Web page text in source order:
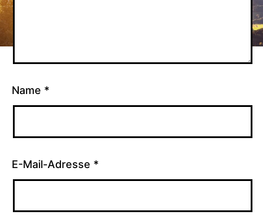
Name *
E-Mail-Adresse *